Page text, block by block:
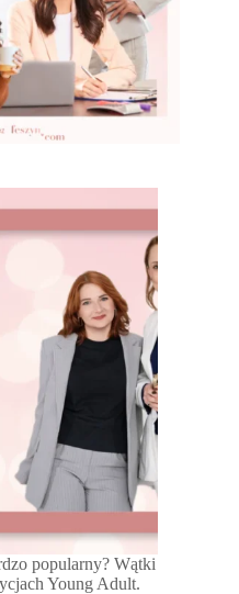
popularny? Wątki
Young Adult.